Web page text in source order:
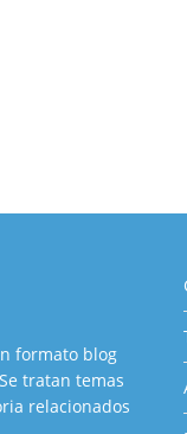
formato blog
tratan temas
relacionados